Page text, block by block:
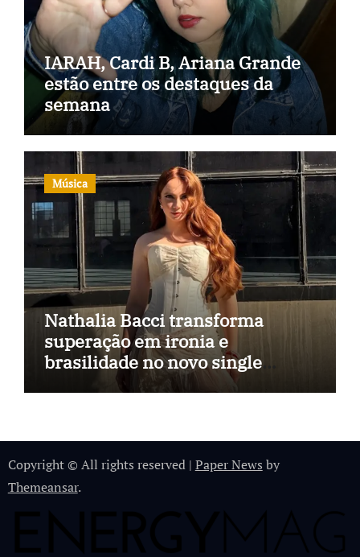
IARAH, Cardi B, Ariana Grande
estão entre os destaques da
semana
Música
Nathalia Bacci transforma
superação em ironia e
brasilidade no novo single
“Imagina Eu”
Copyright © All rights reserved | Paper News by
Themeansar.